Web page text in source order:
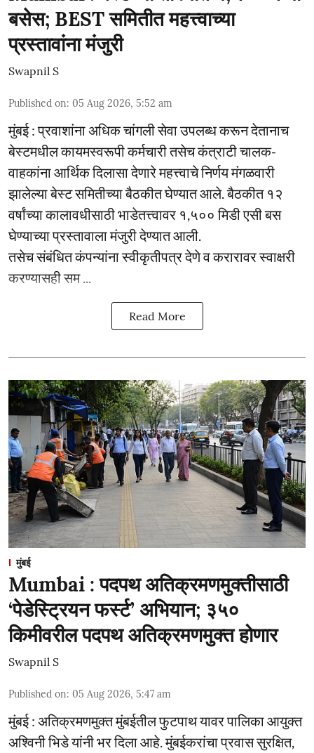
बसेस; BEST समितीत महत्त्वाच्या
प्रस्तावांना मंजुरी
Swapnil S
Published on: 05 Aug 2026, 5:52 am
मुंबई : प्रवाशांना अधिक चांगली सेवा उपलब्ध करून देतानाच
बेस्टमधील कायमस्वरूपी कर्मचारी तसेच कंत्राटी चालक-
वाहकांना आर्थिक दिलासा देणारे महत्त्वाचे निर्णय मंगळवारी
झालेल्या बेस्ट समितीच्या बैठकीत घेण्यात आले. बैठकीत १२
वर्षांच्या कालावधीसाठी भाडेतत्त्वावर १,५०० मिडी एसी बस
घेण्याच्या प्रस्तावाला मंजुरी देण्यात आली.
तसेच संबंधित कंपन्यांना स्वीकृतीपत्र देणे व करारावर स्वाक्षरी
करण्यासही सम ...
Read More
मुंबई
Mumbai : पदपथ अतिक्रमणमुक्तीसाठी
‘पेडेस्ट्रियन फर्स्ट’ अभियान; ३५०
किमीवरील पदपथ अतिक्रमणमुक्त होणार
Swapnil S
Published on: 05 Aug 2026, 5:47 am
मुंबई : अतिक्रमणमुक्त मुंबईतील फुटपाथ यावर पालिका आयुक्त
अश्विनी भिडे यांनी भर दिला आहे. मुंबईकरांचा प्रवास सुरक्षित,